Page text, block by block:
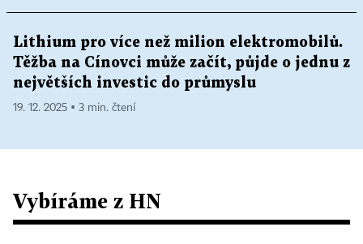
Lithium pro více než milion elektromobilů.
Těžba na Cínovci může začít, půjde o jednu z
největších investic do průmyslu
19. 12. 2025 ▪ 3 min. čtení
Vybíráme z HN